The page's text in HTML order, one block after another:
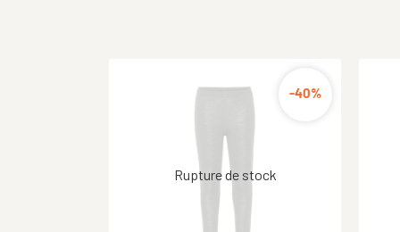
-40%